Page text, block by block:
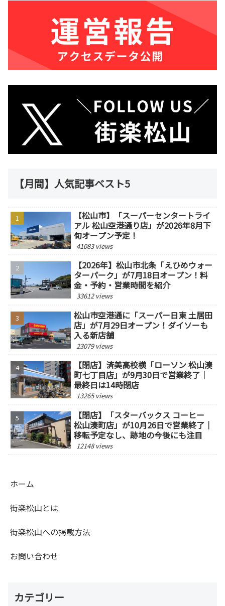
【月間】人気記事ベスト5
【松山市】「スーパーセンタートライ
アル 松山空港通り店」が2026年8月下
旬オープン予定！
41083 views
【2026年】松山市北条「えひめウォー
ターパーク」が7月18日オープン！料
金・予約・営業時間を紹介
33612 views
松山市空港通に「スーパー日東 土居田
店」が7月29日オープン！ダイソーも
入る新店舗
23079 views
【閉店】済美高校横「ローソン 松山湊
町七丁目店」が9月30日で営業終了｜
最終日は14時閉店
13265 views
【閉店】「スターバックス コーヒー
松山湊町店」が10月26日で営業終了｜
移転予定なし、跡地の今後にも注目
12148 views
ホーム
街楽松山とは
街楽松山への掲載方法
お問い合わせ
カテゴリー